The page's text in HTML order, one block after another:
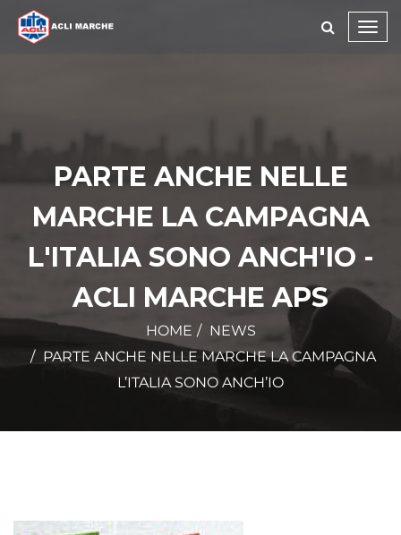
PARTE ANCHE NELLE
MARCHE LA CAMPAGNA
L'ITALIA SONO ANCH'IO -
ACLI MARCHE APS
HOME
NEWS
PARTE ANCHE NELLE MARCHE LA CAMPAGNA
L’ITALIA SONO ANCH’IO